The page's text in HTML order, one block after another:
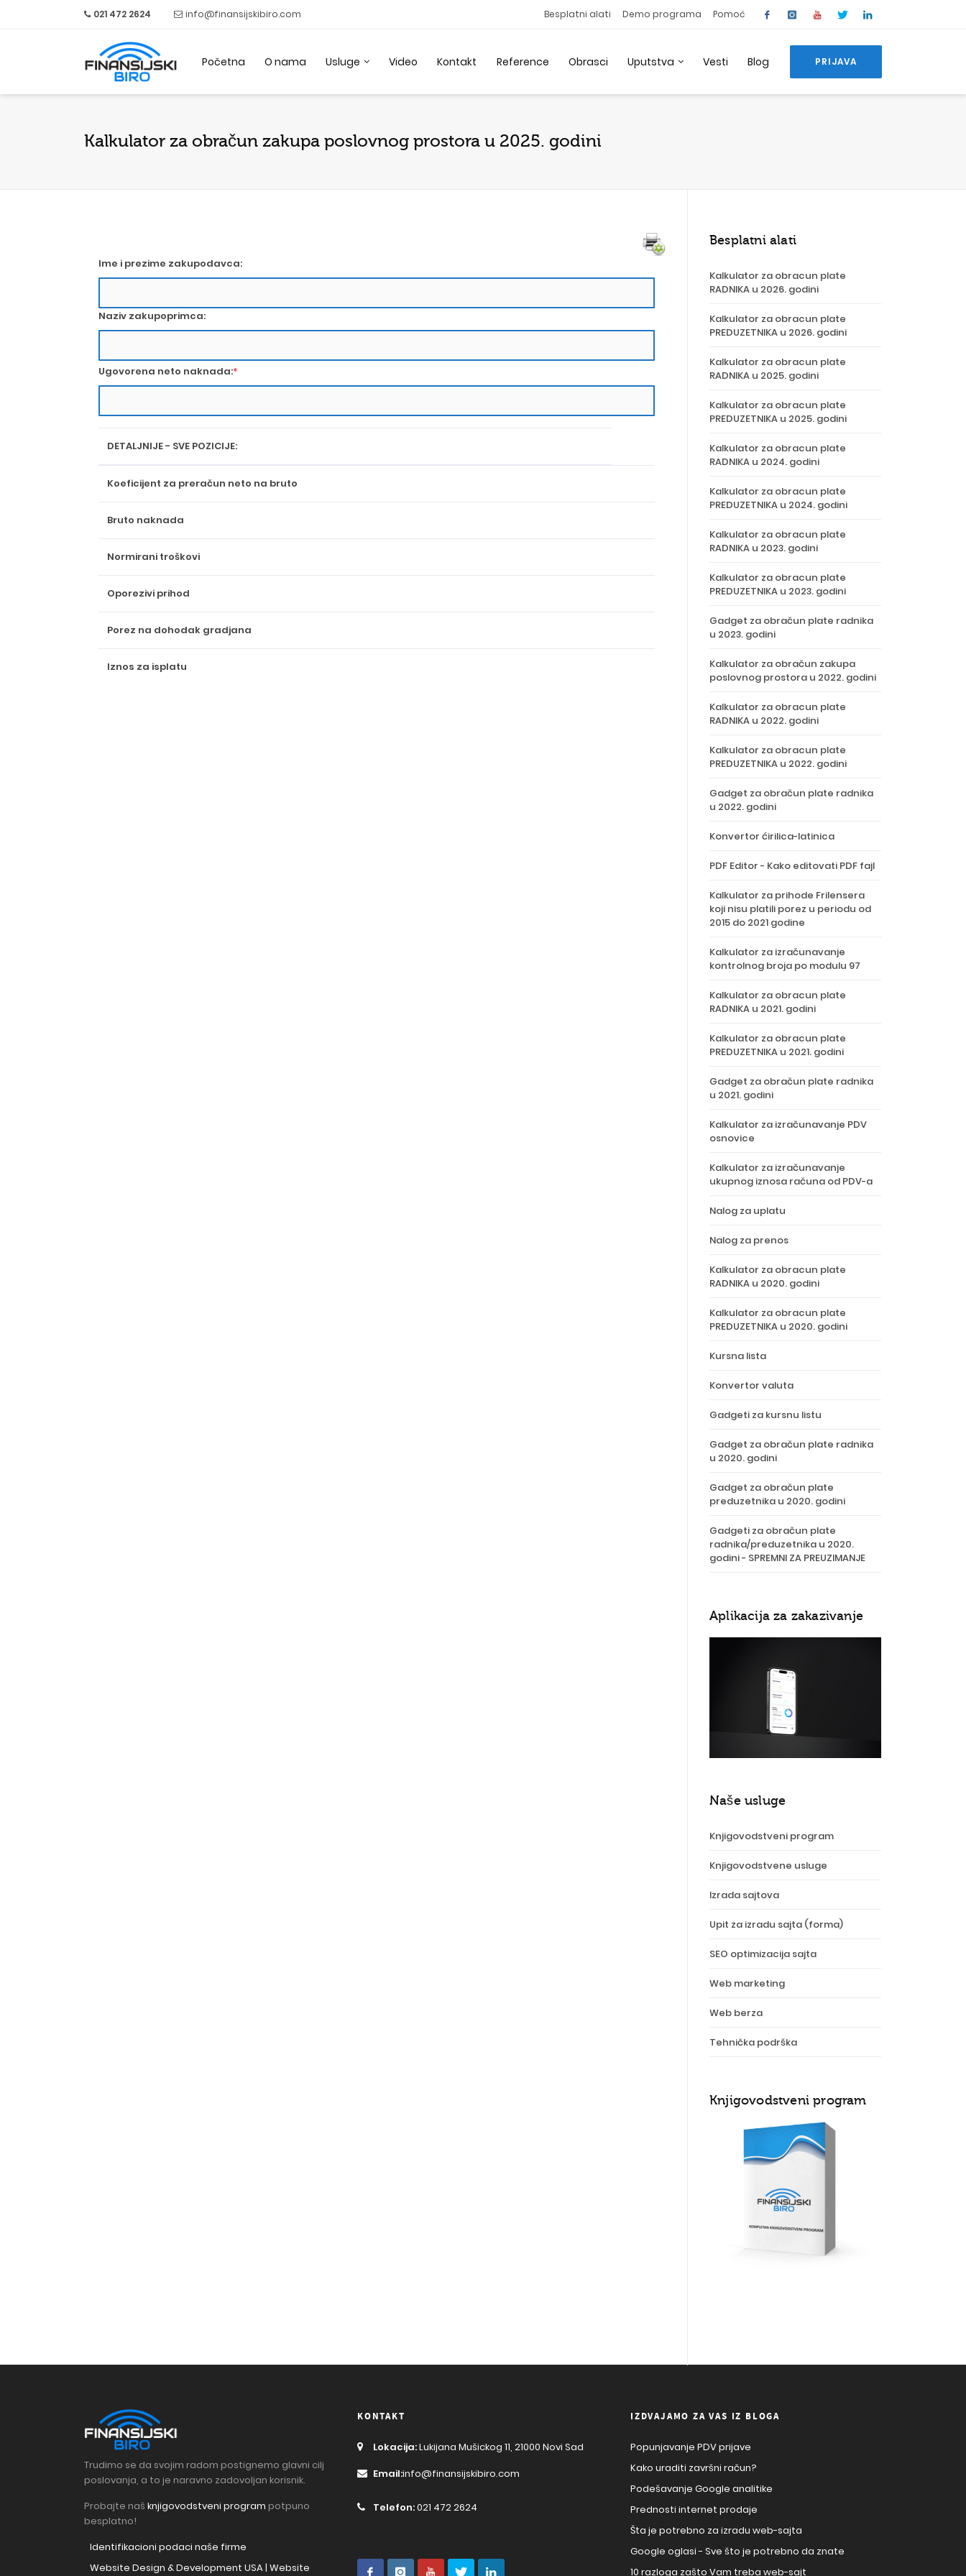
021 472 2624 info@finansijskibiro.com Besplatni alati Demo programa Pomoć
Početna O nama Usluge Video Kontakt Reference Obrasci Uputstva Vesti Blog PRIJAVA
Kalkulator za obračun zakupa poslovnog prostora u 2025. godini
Ime i prezime zakupodavca:
Naziv zakupoprimca:
Ugovorena neto naknada:*
DETALJNIJE - SVE POZICIJE:
Koeficijent za preračun neto na bruto
Bruto naknada
Normirani troškovi
Oporezivi prihod
Porez na dohodak gradjana
Iznos za isplatu
Besplatni alati
Kalkulator za obracun plate
RADNIKA u 2026. godini
Kalkulator za obracun plate
PREDUZETNIKA u 2026. godini
Kalkulator za obracun plate
RADNIKA u 2025. godini
Kalkulator za obracun plate
PREDUZETNIKA u 2025. godini
Kalkulator za obracun plate
RADNIKA u 2024. godini
Kalkulator za obracun plate
PREDUZETNIKA u 2024. godini
Kalkulator za obracun plate
RADNIKA u 2023. godini
Kalkulator za obracun plate
PREDUZETNIKA u 2023. godini
Gadget za obračun plate radnika
u 2023. godini
Kalkulator za obračun zakupa
poslovnog prostora u 2022. godini
Kalkulator za obracun plate
RADNIKA u 2022. godini
Kalkulator za obracun plate
PREDUZETNIKA u 2022. godini
Gadget za obračun plate radnika
u 2022. godini
Konvertor ćirilica-latinica
PDF Editor - Kako editovati PDF fajl
Kalkulator za prihode Frilensera
koji nisu platili porez u periodu od
2015 do 2021 godine
Kalkulator za izračunavanje
kontrolnog broja po modulu 97
Kalkulator za obracun plate
RADNIKA u 2021. godini
Kalkulator za obracun plate
PREDUZETNIKA u 2021. godini
Gadget za obračun plate radnika
u 2021. godini
Kalkulator za izračunavanje PDV
osnovice
Kalkulator za izračunavanje
ukupnog iznosa računa od PDV-a
Nalog za uplatu
Nalog za prenos
Kalkulator za obracun plate
RADNIKA u 2020. godini
Kalkulator za obracun plate
PREDUZETNIKA u 2020. godini
Kursna lista
Konvertor valuta
Gadgeti za kursnu listu
Gadget za obračun plate radnika
u 2020. godini
Gadget za obračun plate
preduzetnika u 2020. godini
Gadgeti za obračun plate
radnika/preduzetnika u 2020.
godini - SPREMNI ZA PREUZIMANJE
Aplikacija za zakazivanje
Naše usluge
Knjigovodstveni program
Knjigovodstvene usluge
Izrada sajtova
Upit za izradu sajta (forma)
SEO optimizacija sajta
Web marketing
Web berza
Tehnička podrška
Knjigovodstveni program
Trudimo se da svojim radom postignemo glavni cilj
poslovanja, a to je naravno zadovoljan korisnik.
Probajte naš knjigovodstveni program potpuno
besplatno!
Identifikacioni podaci naše firme
Website Design & Development USA | Website
KONTAKT
Lokacija:Lukijana Mušickog 11, 21000 Novi Sad
Email:info@finansijskibiro.com
Telefon:021 472 2624
IZDVAJAMO ZA VAS IZ BLOGA
Popunjavanje PDV prijave
Kako uraditi završni račun?
Podešavanje Google analitike
Prednosti internet prodaje
Šta je potrebno za izradu web-sajta
Google oglasi - Sve što je potrebno da znate
10 razloga zašto Vam treba web-sajt